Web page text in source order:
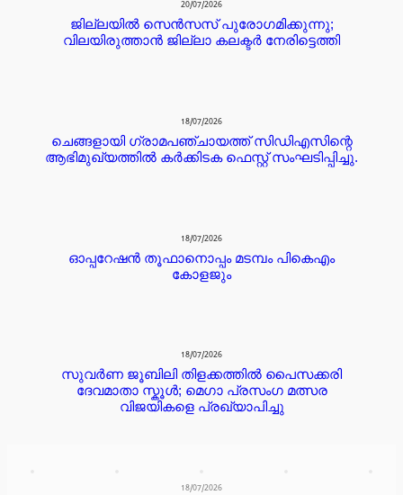
20/07/2026
ജില്ലയില്‍ സെന്‍സസ് പുരോഗമിക്കുന്നു;
വിലയിരുത്താന്‍ ജില്ലാ കലക്ടര്‍ നേരിട്ടെത്തി
18/07/2026
ചെങ്ങളായി ഗ്രാമപഞ്ചായത്ത് സിഡിഎസിന്റെ
ആഭിമുഖ്യത്തിൽ കർക്കിടക ഫെസ്റ്റ് സംഘടിപ്പിച്ചു.
18/07/2026
ഓപ്പറേഷൻ തൂഫാനൊപ്പം മടമ്പം പികെഎം
കോളജും
18/07/2026
സുവർണ ജൂബിലി തിളക്കത്തിൽ പൈസക്കരി
ദേവമാതാ സ്കൂൾ; മെഗാ പ്രസംഗ മത്സര
വിജയികളെ പ്രഖ്യാപിച്ചു
18/07/2026